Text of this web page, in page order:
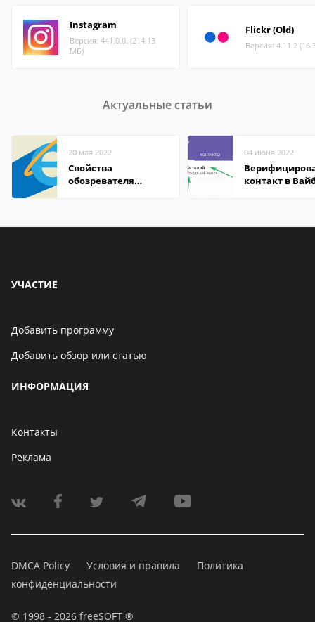
Instagram
Версия: 441.0.0. (214.13
МБ)
Flickr (Old)
Версия: 4.11.2
Актуальные статьи
20 мая 2022
Свойства
обозревателя
04 июня 2022
контакт в
УЧАСТИЕ
Добавить программу
Добавить обзор или статью
ИНФОРМАЦИЯ
Контакты
Реклама
DMCA Policy Условия и правила
Политика
конфиденциальности
© 1998 - 2026 freeSOFT ®